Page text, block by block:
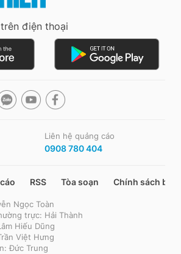
điện thoại
Liên hệ quảng cáo
0908 780 404
RSS Tòa soạn Chính sách bảo
Ngọc Toàn
trực: Hải Thành
Hiếu Dũng
Việt Hưng
Đức Trung